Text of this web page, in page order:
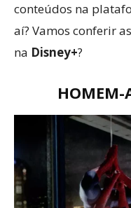
conteúdos na
aí? Vamos conferir
na Disney+?
HOMEM-